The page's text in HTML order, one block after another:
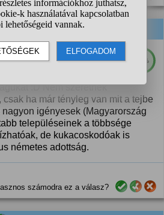
válasza:
74%
ugyebár német
is hasonló, dolgos,
emberek, mint
:D Nem szeretnek
csak ha már tényleg van mit a tejbe
igényesek (Magyarország
településeinek a többsége
de kukacoskodóak is
németes adottság.
számodra ez a válasz?